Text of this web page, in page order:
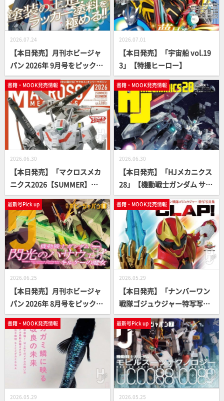
2026.07.24
【本日発売】月刊ホビージャ
パン 2026年 9月号をピックア
ップ！
2026.07.01
【本日発売】「宇宙船 vol.19
3」【特撮ヒーロー】
書籍・MOOK発売情報
2026.06.30
【本日発売】「マクロスメカ
ニクス2026【SUMMER】」
【VF-1 バルキリー】
書籍・MOOK発売情報
2026.06.30
【本日発売】「HJメカニクス
28」【機動戦士ガンダム サン
ダーボルト】
最新号Pick up
2026.06.25
【本日発売】月刊ホビージャ
パン 2026年 8月号をピックア
ップ！
書籍・MOOK発売情報
2026.05.29
【本日発売】「ナンバーワン
戦隊ゴジュウジャー特写写真
集 CLAP！」【スーパー戦
隊】
書籍・MOOK発売情報
2026.05.29
最新号Pick up
2026.05.25